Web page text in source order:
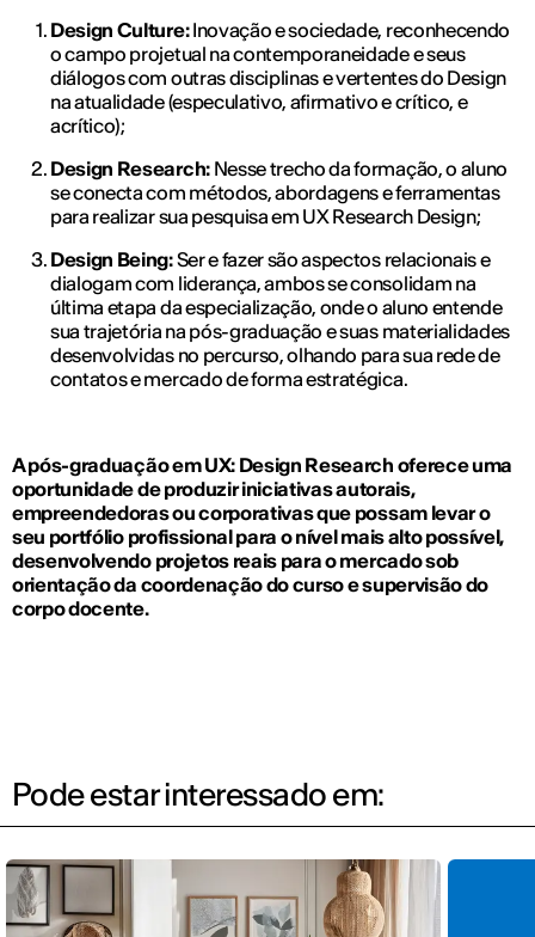
Design Culture:Inovação e sociedade, reconhecendo
o campo projetual na contemporaneidade e seus
diálogos com outras disciplinas e vertentes do Design
na atualidade (especulativo, afirmativo e crítico, e
acrítico);
Design Research: Nesse trecho da formação, o aluno
se conecta com métodos, abordagens e ferramentas
para realizar sua pesquisa em UX Research Design;
Design Being:Ser e fazer são aspectos relacionais e
dialogam com liderança, ambos se consolidam na
última etapa da especialização, onde o aluno entende
sua trajetória na pós-graduação e suas materialidades
desenvolvidas no percurso, olhando para sua rede de
contatos e mercado de forma estratégica.
A pós-graduação em UX: Design Research oferece uma
oportunidade de produzir iniciativas autorais,
empreendedoras ou corporativas que possam levar o
seu portfólio profissional para o nível mais alto possível,
desenvolvendo projetos reais para o mercado sob
orientação da coordenação do curso e supervisão do
corpo docente.
Pode estar interessado em: